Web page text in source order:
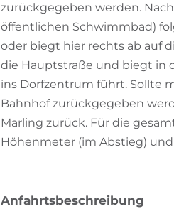
zurückgegeben werden.
öffentlichen Schwimmbad)
oder biegt hier rechts ab auf
die Hauptstraße und biegt in
ins Dorfzentrum führt. Sollte
Bahnhof zurückgegeben
Marling zurück. Für die
Höhenmeter (im Abstieg)
Anfahrtsbeschreibung